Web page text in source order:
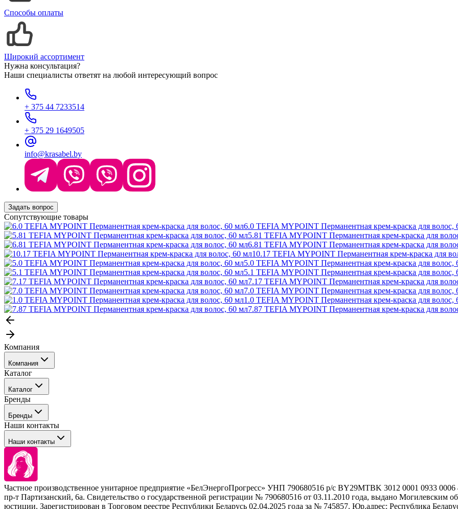
Способы оплаты
Широкий ассортимент
Нужна консультация?
Наши специалисты ответят на любой интересующий вопрос
+ 375 44 7233514
+ 375 29 1649505
info@krasabel.by
Задать вопрос
Сопутствующие товары
6.0 TEFIA MYPOINT Перманентная крем-краска для волос,
5.81 TEFIA MYPOINT Перманентная крем-краска для
6.81 TEFIA MYPOINT Перманентная крем-краска для
10.17 TEFIA MYPOINT Перманентная крем-краска для
5.0 TEFIA MYPOINT Перманентная крем-краска для волос,
5.1 TEFIA MYPOINT Перманентная крем-краска для волос,
7.17 TEFIA MYPOINT Перманентная крем-краска для
7.0 TEFIA MYPOINT Перманентная крем-краска для волос,
1.0 TEFIA MYPOINT Перманентная крем-краска для волос,
7.87 TEFIA MYPOINT Перманентная крем-краска для
Компания
Компания
События
Покупателю
Каталог
Каталог
Профессиональные средства для окрашивания волос
Сервисные средства
Уход
Стайлинг
Брови и ресницы
Барберинг
Наборы
Расходные материалы
Бренды
Бренды
Tefia
Concept
Kezy
Barex
Sim Sensitive
Kebren
Selective Professional
White Line
Наши контакты
Наши контакты
+ 375 44 7233514
+ 375 29 1649505
Частное производственное унитарное предприятие «БелЭнергоПрогресс» УНП 790680516 р/с BY29MTBK 3012 0001 0933
пр-т Партизанский, 6а. Свидетельство о государственной регистрации № 790680516 от 03.11.2010 года, выдано Могилевским
юстиции. Зарегистрирован в Торговом реестре Республики Беларусь 02.04.2025 года за № 745857. Юр.адрес: Республика